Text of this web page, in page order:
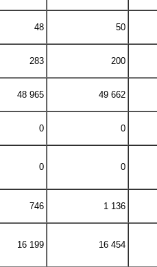
48 50
283 200
48 965 49 662
0 0
0 0
746 1 136
16 199 16 454